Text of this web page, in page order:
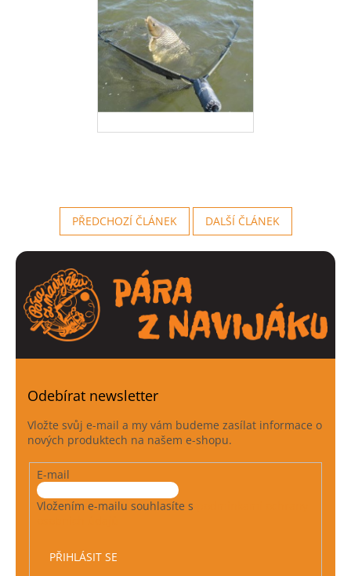
PŘEDCHOZÍ ČLÁNEK DALŠÍ ČLÁNEK
Odebírat newsletter
Vložte svůj e-mail a my vám budeme zasílat informace o
nových produktech na našem e-shopu.
E-mail
Vložením e-mailu souhlasíte s
PŘIHLÁSIT SE